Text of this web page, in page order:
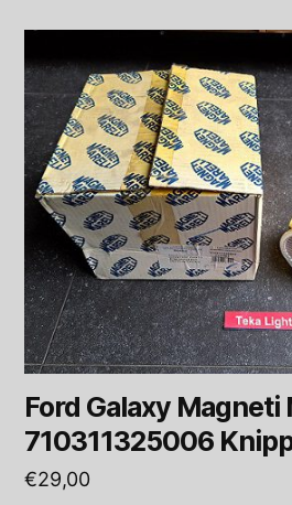
Ford Galaxy Magneti
710311325006
€29,00